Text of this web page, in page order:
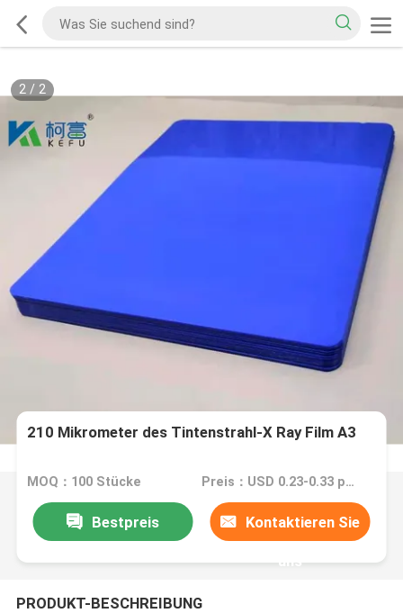
2/ 2
210 Mikrometer des Tintenstrahl-X Ray Film A3
MOQ：100 Stücke Preis：USD 0.23-0.33 per sheet
Bestpreis Kontaktieren Sie
uns
PRODUKT-BESCHREIBUNG